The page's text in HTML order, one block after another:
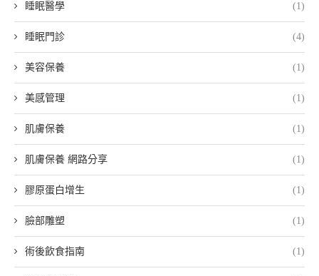
睡眠醫學 (1)
睡眠門診 (4)
美容保養 (1)
美感管理 (1)
肌膚保養 (1)
肌膚保養 網路分享 (1)
膠原蛋白增生 (1)
臉部雕塑 (1)
術後飲食指南 (1)